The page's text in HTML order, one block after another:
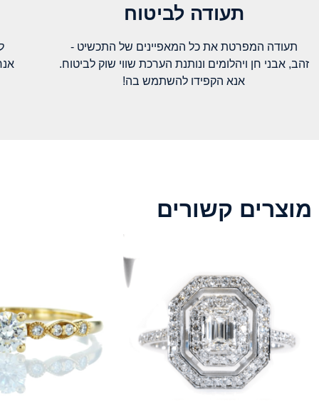
תעודה לביטוח
תעודה המפרטת את כל המאפיינים של התכשיט -
זהב, אבני חן ויהלומים ונותנת הערכת שווי שוק לביטוח.
אנא הקפידו להשתמש בה!
מוצרים קשורים